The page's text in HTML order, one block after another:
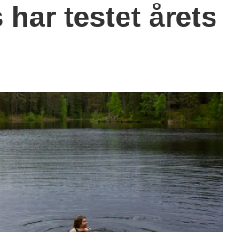
har testet årets